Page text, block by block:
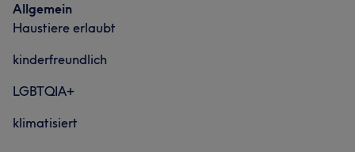
Allgemein
Haustiere erlaubt
kinderfreundlich
LGBTQIA+
klimatisiert